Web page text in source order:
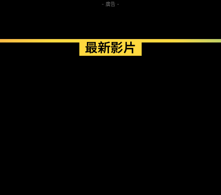
- 廣告 -
最新影片